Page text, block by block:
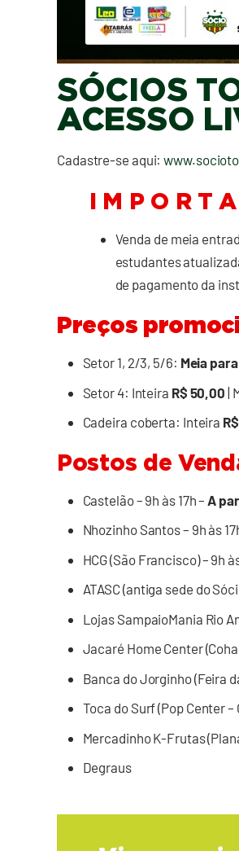
SÓCIOS
ACESSO
Cadastre-se aqui:
I M P O R T
Venda de meia
estudantes
de pagamento da
Preços
Setor 1, 2/3, 5/6: Meia para
Setor 4: Inteira R$ 50,00 |
Cadeira coberta: Inteira
Postos de
Castelão – 9h às 17h – A
Nhozinho Santos – 9h às
HCG (São Francisco) – 9h
ATASC (antiga sede do
Lojas SampaioMania Rio
Jacaré Home Center
Banca do Jorginho (Feira
Toca do Surf (Pop Center –
Mercadinho K-Frutas
Degraus